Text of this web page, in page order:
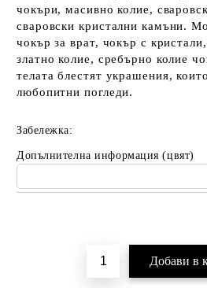
чокъри, масивно колие,
сваровски кристални камъни.
чокър за врат, чокър с
златно колие, сребърно колие
телата блестят украшения,
любопитни погледи.
Забележка:
Допълнителна информация (цвят)